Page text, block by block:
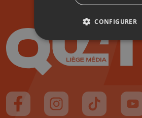
Suivez-nous sur FaceBook
Suivez-nous surSuivez-nous
CONFIGURER